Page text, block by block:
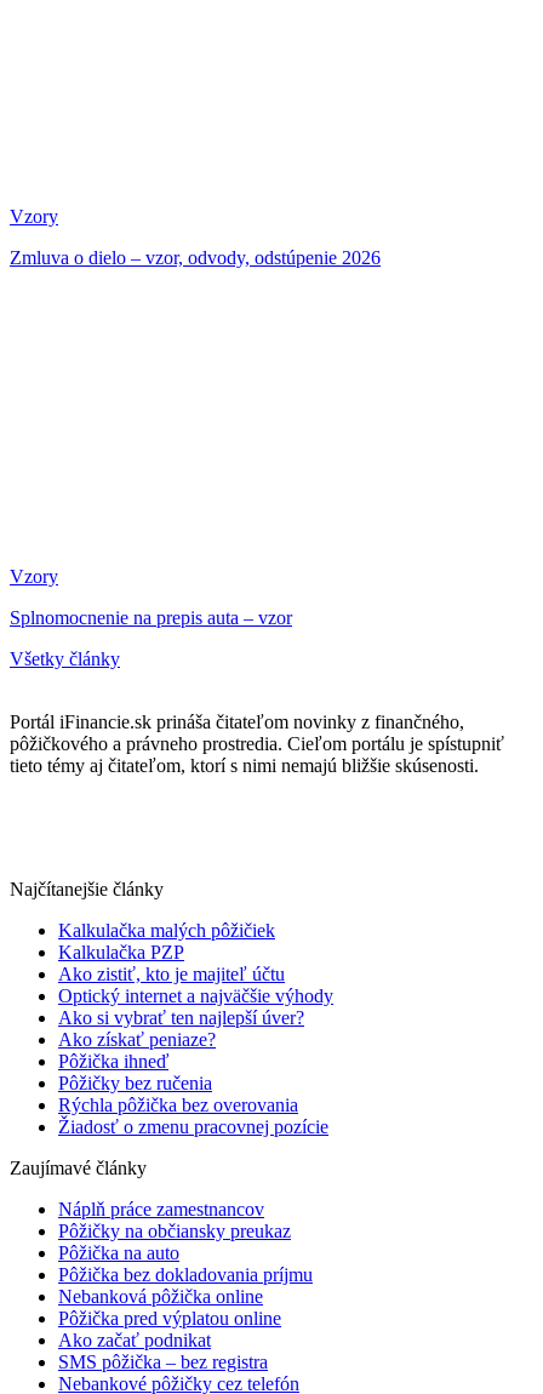
Vzory
Zmluva o dielo – vzor, odvody, odstúpenie 2026
Vzory
Splnomocnenie na prepis auta – vzor
Všetky články
Portál iFinancie.sk prináša čitateľom novinky z finančného,
pôžičkového a právneho prostredia. Cieľom portálu je spístupniť
tieto témy aj čitateľom, ktorí s nimi nemajú bližšie skúsenosti.
Najčítanejšie články
Kalkulačka malých pôžičiek
Kalkulačka PZP
Ako zistiť, kto je majiteľ účtu
Optický internet a najväčšie výhody
Ako si vybrať ten najlepší úver?
Ako získať peniaze?
Pôžička ihneď
Pôžičky bez ručenia
Rýchla pôžička bez overovania
Žiadosť o zmenu pracovnej pozície
Zaujímavé články
Náplň práce zamestnancov
Pôžičky na občiansky preukaz
Pôžička na auto
Pôžička bez dokladovania príjmu
Nebanková pôžička online
Pôžička pred výplatou online
Ako začať podnikat
SMS pôžička – bez registra
Nebankové pôžičky cez telefón